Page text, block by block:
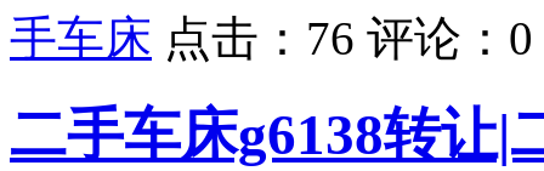
手车床 点击： 76 评论： 0
二手车床g6138转让|